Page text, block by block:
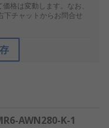
格は変動します。なお、
チャットからお問合せ
AWN280-K-1